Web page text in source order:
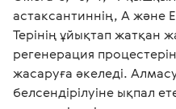
астаксантиннің, А және
Терінің ұйықтап жатқан
регенерация
жасаруға әкеледі.
белсендірілуіне ықпал